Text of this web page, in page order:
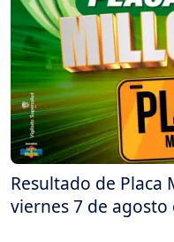
Resultado de Placa
viernes 7 de agosto